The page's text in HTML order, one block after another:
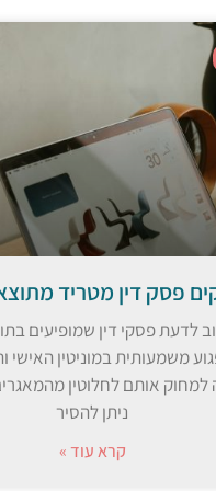
פסק דין מטריד
לדעת פסקי דין שמופיעים
משמעותית במוניטין האישי
אותם לחלוטין
ניתן להסיר
קרא עוד »